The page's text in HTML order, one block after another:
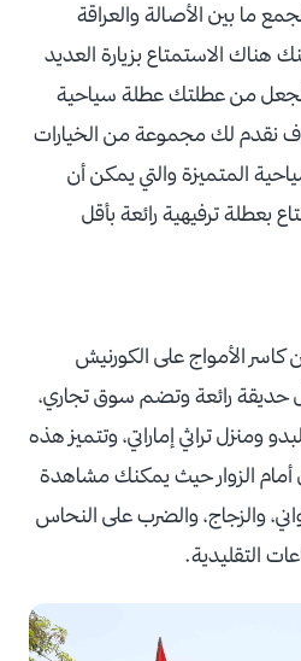
ما بين الأصالة والعراقة
هناك الاستمتاع بزيارة العديد
تجعل من عطلتك عطلة سياحية
سوف نقدم لك مجموعة من الخيارات
المتميزة والتي يمكن أن
بعطلة ترفيهية رائعة بأقل
كاسر الأمواج على الكورنيش
حديقة رائعة وتضم سوق تجاري،
ومنزل تراثي إماراتي، وتتميز هذه
أمام الزوار حيث يمكنك مشاهدة
والزجاج، والضرب على النحاس
التقليدية.